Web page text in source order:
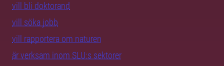
vill bli doktorand
vill söka jobb
vill rapportera om naturen
är verksam inom SLU:s sektorer